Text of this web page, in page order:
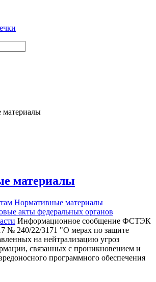
материалы
Нормативные материалы
акты федеральных органов
Информационное сообщение ФСТЭК
№ 240/22/3171 "О мерах по защите
на нейтрализацию угроз
связанных с проникновением и
программного обеспечения